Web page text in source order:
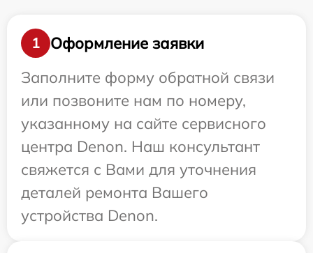
1
Оформление заявки
Заполните форму обратной связи
или позвоните нам по номеру,
указанному на сайте сервисного
центра Denon. Наш консультант
свяжется с Вами для уточнения
деталей ремонта Вашего
устройства Denon.